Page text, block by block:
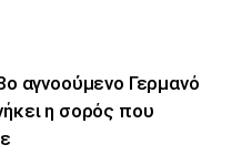
αγνοούμενο Γερμανό
η σορός που